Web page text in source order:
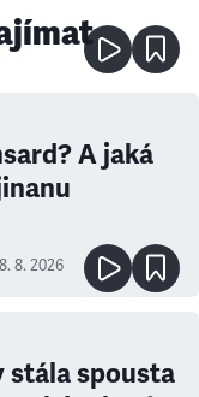
A jaká
8. 8. 2026
stála spousta